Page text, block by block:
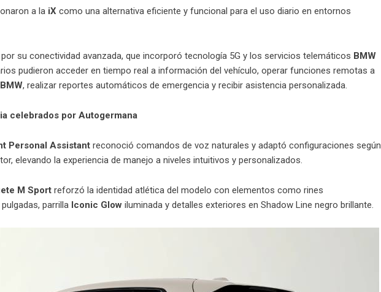
a la iX como una alternativa eficiente y funcional para el uso diario en entornos
su conectividad avanzada, que incorporó tecnología 5G y los servicios telemáticos BMW
pudieron acceder en tiempo real a información del vehículo, operar funciones remotas a
, realizar reportes automáticos de emergencia y recibir asistencia personalizada.
celebrados por Autogermana
Personal Assistant reconoció comandos de voz naturales y adaptó configuraciones según
elevando la experiencia de manejo a niveles intuitivos y personalizados.
M Sport reforzó la identidad atlética del modelo con elementos como rines
parrilla Iconic Glow iluminada y detalles exteriores en Shadow Line negro brillante.